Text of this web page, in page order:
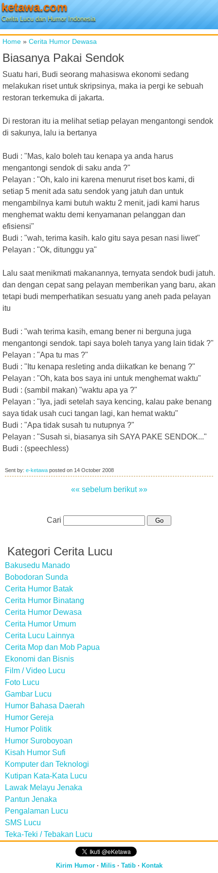
ketawa.com
Cerita Lucu dan Humor Indonesia
Home » Cerita Humor Dewasa
Biasanya Pakai Sendok
Suatu hari, Budi seorang mahasiswa ekonomi sedang
melakukan riset untuk skripsinya, maka ia pergi ke sebuah
restoran terkemuka di jakarta.
Di restoran itu ia melihat setiap pelayan mengantongi sendok
di sakunya, lalu ia bertanya
Budi : "Mas, kalo boleh tau kenapa ya anda harus
mengantongi sendok di saku anda ?"
Pelayan : "Oh, kalo ini karena menurut riset bos kami, di
setiap 5 menit ada satu sendok yang jatuh dan untuk
mengambilnya kami butuh waktu 2 menit, jadi kami harus
menghemat waktu demi kenyamanan pelanggan dan
efisiensi"
Budi : "wah, terima kasih. kalo gitu saya pesan nasi liwet"
Pelayan : "Ok, ditunggu ya"
Lalu saat menikmati makanannya, ternyata sendok budi jatuh.
dan dengan cepat sang pelayan memberikan yang baru, akan
tetapi budi memperhatikan sesuatu yang aneh pada pelayan
itu
Budi : "wah terima kasih, emang bener ni berguna juga
mengantongi sendok. tapi saya boleh tanya yang lain tidak ?"
Pelayan : "Apa tu mas ?"
Budi : "Itu kenapa resleting anda diikatkan ke benang ?"
Pelayan : "Oh, kata bos saya ini untuk menghemat waktu"
Budi : (sambil makan) "waktu apa ya ?"
Pelayan : "Iya, jadi setelah saya kencing, kalau pake benang
saya tidak usah cuci tangan lagi, kan hemat waktu"
Budi : "Apa tidak susah tu nutupnya ?"
Pelayan : "Susah si, biasanya sih SAYA PAKE SENDOK..."
Budi : (speechless)
Sent by: e-ketawa posted on 14 October 2008
«« sebelum berikut »»
Cari
Kategori Cerita Lucu
Bakusedu Manado
Bobodoran Sunda
Cerita Humor Batak
Cerita Humor Binatang
Cerita Humor Dewasa
Cerita Humor Umum
Cerita Lucu Lainnya
Cerita Mop dan Mob Papua
Ekonomi dan Bisnis
Film / Video Lucu
Foto Lucu
Gambar Lucu
Humor Bahasa Daerah
Humor Gereja
Humor Politik
Humor Suroboyoan
Kisah Humor Sufi
Komputer dan Teknologi
Kutipan Kata-Kata Lucu
Lawak Melayu Jenaka
Pantun Jenaka
Pengalaman Lucu
SMS Lucu
Teka-Teki / Tebakan Lucu
Kirim Humor· Milis· Tatib· Kontak